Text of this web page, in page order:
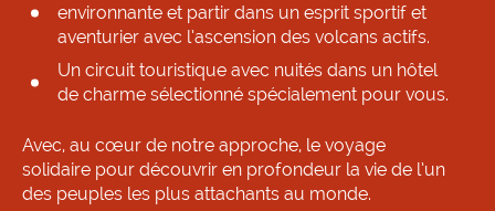
environnante et partir dans un esprit sportif et
aventurier avec l’ascension des volcans actifs.
Un circuit touristique avec nuités dans un hôtel
de charme sélectionné spécialement pour vous.
Avec, au cœur de notre approche, le voyage
solidaire pour découvrir en profondeur la vie de l’un
des peuples les plus attachants au monde.